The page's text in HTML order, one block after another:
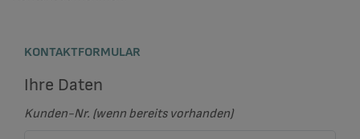
KONTAKTFORMULAR
Ihre Daten
Kunden-Nr. (wenn bereits vorhanden)